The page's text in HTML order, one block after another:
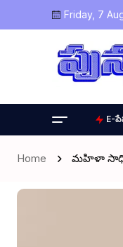
Friday, 7
E-
Home మహిళా